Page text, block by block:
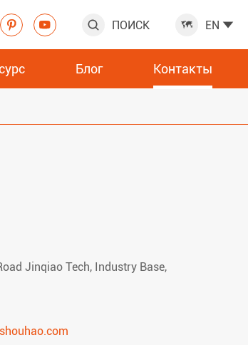
   ПОИСК  EN 
Блог Контакты
Jinqiao Tech, Industry Base,